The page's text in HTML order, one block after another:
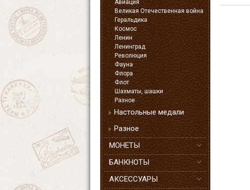
Авиация
Великая Отечественная война
Геральдика
Космос
Ленин
Ленинград
Революция
Фауна
Флора
Флот
Шахматы, шашки
Разное
Настольные медали
Разное
МОНЕТЫ
БАНКНОТЫ
АКСЕССУАРЫ